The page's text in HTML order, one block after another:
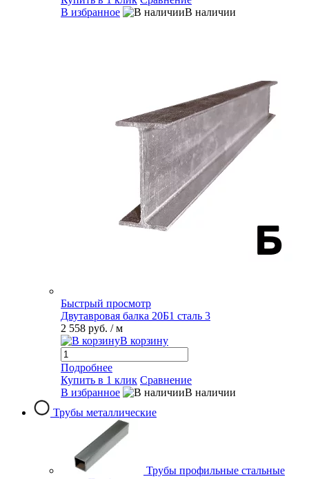
В избранное
В наличии
Быстрый просмотр
Двутавровая балка 20Б1 сталь 3
2 558 руб. / м
В корзину
Подробнее
Купить в 1 клик Сравнение
В избранное
В наличии
Трубы металлические
Трубы профильные стальные